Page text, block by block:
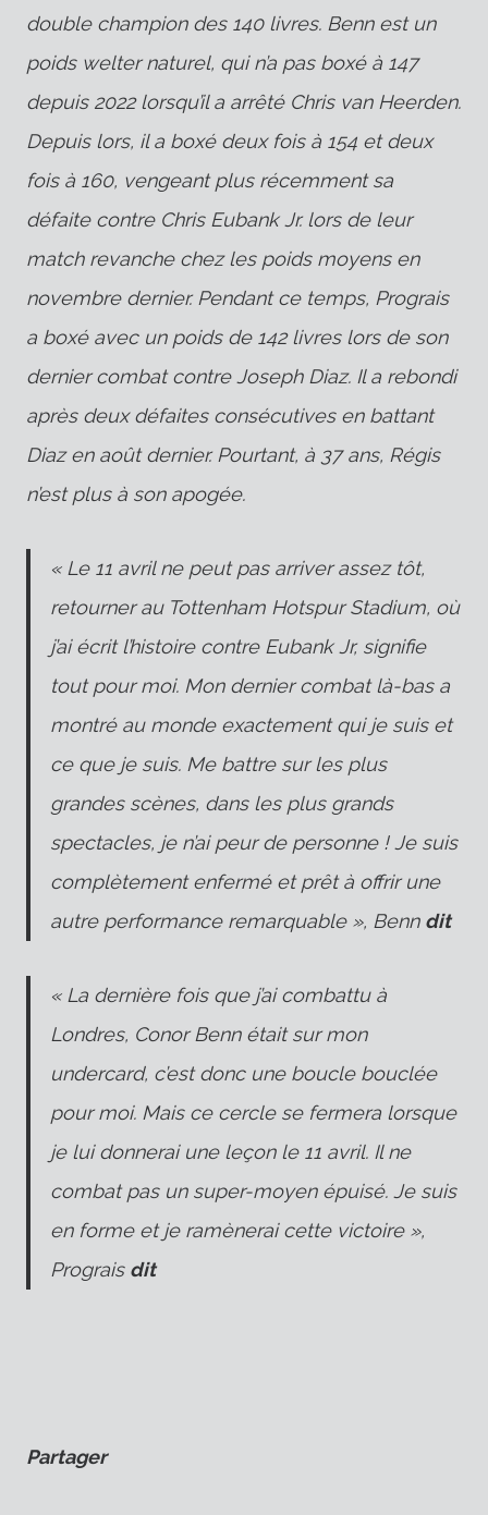
double champion des 140 livres. Benn est un
poids welter naturel, qui n’a pas boxé à 147
depuis 2022 lorsqu’il a arrêté Chris van Heerden.
Depuis lors, il a boxé deux fois à 154 et deux
fois à 160, vengeant plus récemment sa
défaite contre Chris Eubank Jr. lors de leur
match revanche chez les poids moyens en
novembre dernier. Pendant ce temps, Prograis
a boxé avec un poids de 142 livres lors de son
dernier combat contre Joseph Diaz. Il a rebondi
après deux défaites consécutives en battant
Diaz en août dernier. Pourtant, à 37 ans, Régis
n’est plus à son apogée.
« Le 11 avril ne peut pas arriver assez tôt,
retourner au Tottenham Hotspur Stadium, où
j’ai écrit l’histoire contre Eubank Jr, signifie
tout pour moi. Mon dernier combat là-bas a
montré au monde exactement qui je suis et
ce que je suis. Me battre sur les plus
grandes scènes, dans les plus grands
spectacles, je n’ai peur de personne ! Je suis
complètement enfermé et prêt à offrir une
autre performance remarquable », Benn dit
« La dernière fois que j’ai combattu à
Londres, Conor Benn était sur mon
undercard, c’est donc une boucle bouclée
pour moi. Mais ce cercle se fermera lorsque
je lui donnerai une leçon le 11 avril. Il ne
combat pas un super-moyen épuisé. Je suis
en forme et je ramènerai cette victoire »,
Prograis dit
Partager